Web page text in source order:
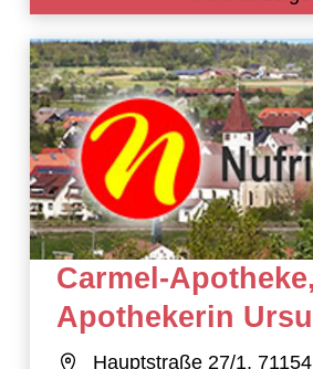
Carmel-Apotheke,
Apothekerin
Henghuber e.K.
Hauptstraße 27/1,